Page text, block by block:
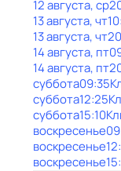
12 августа, ср
13 августа, чт
13 августа, чт
14 августа, пт
14 августа, пт
суббота09:35
суббота12:25
суббота15:10
воскресенье
воскресенье
воскресенье